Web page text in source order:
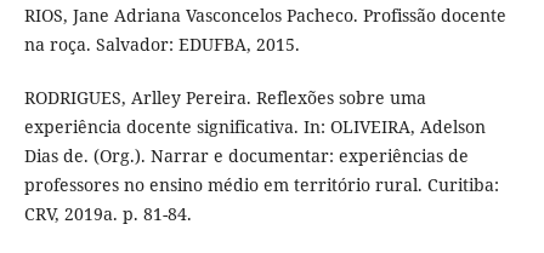
RIOS, Jane Adriana Vasconcelos Pacheco. Profissão docente
na roça. Salvador: EDUFBA, 2015.
RODRIGUES, Arlley Pereira. Reflexões sobre uma
experiência docente significativa. In: OLIVEIRA, Adelson
Dias de. (Org.). Narrar e documentar: experiências de
professores no ensino médio em território rural. Curitiba:
CRV, 2019a. p. 81-84.